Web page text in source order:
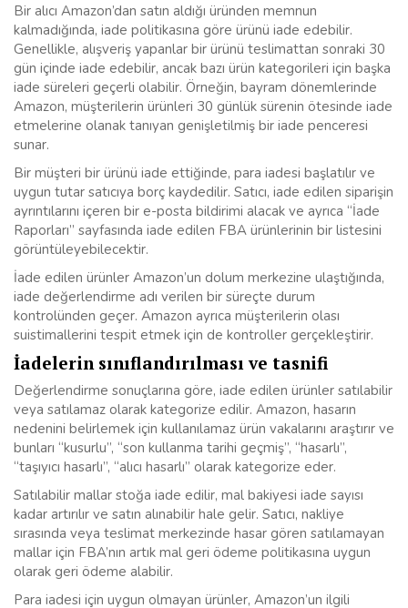
Bir alıcı Amazon’dan satın aldığı üründen memnun
kalmadığında, iade politikasına göre ürünü iade edebilir.
Genellikle, alışveriş yapanlar bir ürünü teslimattan sonraki 30
gün içinde iade edebilir, ancak bazı ürün kategorileri için başka
iade süreleri geçerli olabilir. Örneğin, bayram dönemlerinde
Amazon, müşterilerin ürünleri 30 günlük sürenin ötesinde iade
etmelerine olanak tanıyan genişletilmiş bir iade penceresi
sunar.
Bir müşteri bir ürünü iade ettiğinde, para iadesi başlatılır ve
uygun tutar satıcıya borç kaydedilir. Satıcı, iade edilen siparişin
ayrıntılarını içeren bir e-posta bildirimi alacak ve ayrıca “İade
Raporları” sayfasında iade edilen FBA ürünlerinin bir listesini
görüntüleyebilecektir.
İade edilen ürünler Amazon’un dolum merkezine ulaştığında,
iade değerlendirme adı verilen bir süreçte durum
kontrolünden geçer. Amazon ayrıca müşterilerin olası
suistimallerini tespit etmek için de kontroller gerçekleştirir.
İadelerin sınıflandırılması ve tasnifi
Değerlendirme sonuçlarına göre, iade edilen ürünler satılabilir
veya satılamaz olarak kategorize edilir. Amazon, hasarın
nedenini belirlemek için kullanılamaz ürün vakalarını araştırır ve
bunları “kusurlu”, “son kullanma tarihi geçmiş”, “hasarlı”,
“taşıyıcı hasarlı”, “alıcı hasarlı” olarak kategorize eder.
Satılabilir mallar stoğa iade edilir, mal bakiyesi iade sayısı
kadar artırılır ve satın alınabilir hale gelir. Satıcı, nakliye
sırasında veya teslimat merkezinde hasar gören satılamayan
mallar için FBA’nın artık mal geri ödeme politikasına uygun
olarak geri ödeme alabilir.
Para iadesi için uygun olmayan ürünler, Amazon’un ilgili